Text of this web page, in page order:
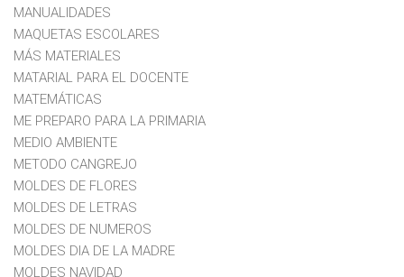
MANUALIDADES
MAQUETAS ESCOLARES
MÁS MATERIALES
MATARIAL PARA EL DOCENTE
MATEMÁTICAS
ME PREPARO PARA LA PRIMARIA
MEDIO AMBIENTE
METODO CANGREJO
MOLDES DE FLORES
MOLDES DE LETRAS
MOLDES DE NUMEROS
MOLDES DIA DE LA MADRE
MOLDES NAVIDAD